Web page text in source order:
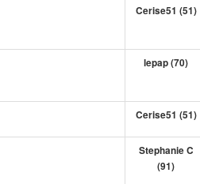
Cerise51 (51)
lepap (70)
Cerise51 (51)
Stephanie C
(91)